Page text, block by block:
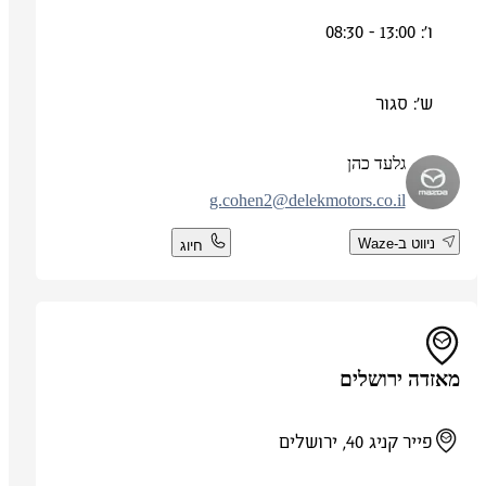
ש': סגור
גלעד כהן
g.cohen2@delekmotors.co.il
ניווט ב-Waze חיוג
מאזדה ירושלים
פייר קניג 40, ירושלים